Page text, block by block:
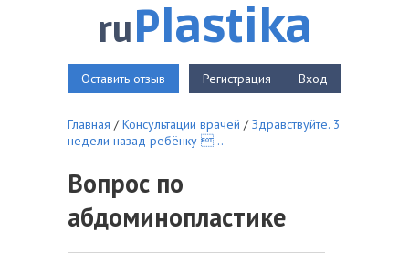
ruPlastika
Оставить отзыв Регистрация Вход
Главная /Консультации врачей /Здравствуйте. 3
недели назад ребёнку ...
Вопрос по
абдоминопластике